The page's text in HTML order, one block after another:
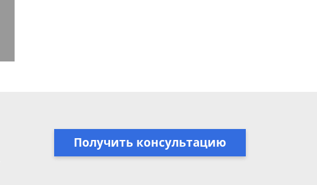
Получить консультацию